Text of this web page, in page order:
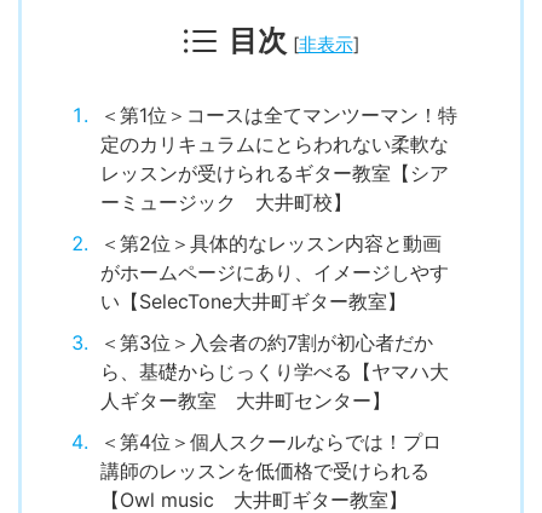
目次 [非表示]
＜第1位＞コースは全てマンツーマン！特
定のカリキュラムにとらわれない柔軟な
レッスンが受けられるギター教室【シア
ーミュージック 大井町校】
＜第2位＞具体的なレッスン内容と動画
がホームページにあり、イメージしやす
い【SelecTone大井町ギター教室】
＜第3位＞入会者の約7割が初心者だか
ら、基礎からじっくり学べる【ヤマハ大
人ギター教室 大井町センター】
＜第4位＞個人スクールならでは！プロ
講師のレッスンを低価格で受けられる
【Owl music 大井町ギター教室】